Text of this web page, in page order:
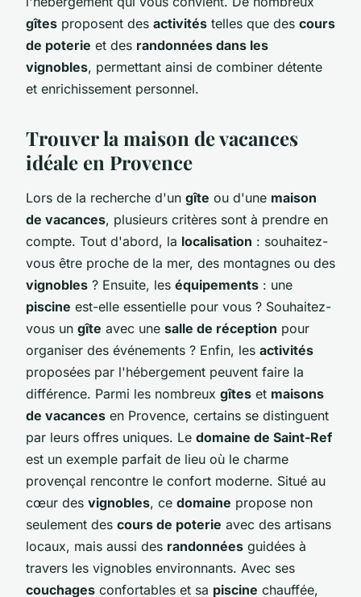
gîtes proposent des activités telles que des cours
de poterie et des randonnées dans les
vignobles, permettant ainsi de combiner détente
et enrichissement personnel.
Trouver la maison de vacances
idéale en Provence
Lors de la recherche d'un gîte ou d'une maison
de vacances, plusieurs critères sont à prendre en
compte. Tout d'abord, la localisation : souhaitez-
vous être proche de la mer, des montagnes ou des
vignobles ? Ensuite, les équipements : une
piscine est-elle essentielle pour vous ? Souhaitez-
vous un gîte avec une salle de réception pour
organiser des événements ? Enfin, les activités
proposées par l'hébergement peuvent faire la
différence. Parmi les nombreux gîtes et maisons
de vacances en Provence, certains se distinguent
par leurs offres uniques. Le domaine de Saint-Ref
est un exemple parfait de lieu où le charme
provençal rencontre le confort moderne. Situé au
cœur des vignobles, ce domaine propose non
seulement des cours de poterie avec des artisans
locaux, mais aussi des randonnées guidées à
travers les vignobles environnants. Avec ses
couchages confortables et sa piscine chauffée,